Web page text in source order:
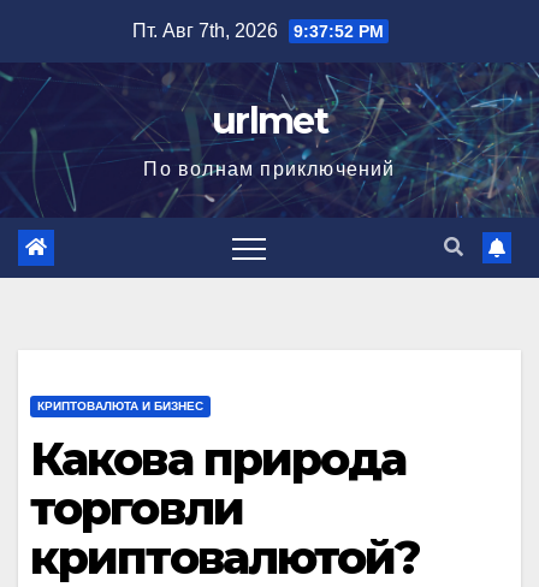
содержимому
Пт. Авг 7th, 2026 9:37:54 PM
urlmet
По волнам приключений
КРИПТОВАЛЮТА И БИЗНЕС
Какова природа
торговли
криптовалютой?